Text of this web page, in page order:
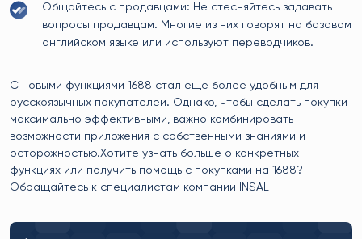
Общайтесь с продавцами: Не стесняйтесь задавать
вопросы продавцам. Многие из них говорят на базовом
английском языке или используют переводчиков.
С новыми функциями 1688 стал еще более удобным для
русскоязычных покупателей. Однако, чтобы сделать покупки
максимально эффективными, важно комбинировать
возможности приложения с собственными знаниями и
осторожностью.Хотите узнать больше о конкретных
функциях или получить помощь с покупками на 1688?
Обращайтесь к специалистам компании INSAL